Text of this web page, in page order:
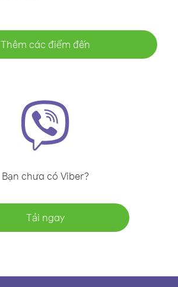
Thêm các điểm đến
Bạn chưa có Viber?
Tải ngay